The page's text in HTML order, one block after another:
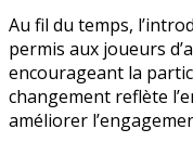
Au fil du temps,
permis aux joueurs
encourageant la
changement reflète
améliorer